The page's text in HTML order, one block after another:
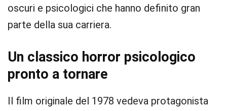
oscuri e psicologici che hanno definito gran
parte della sua carriera.
Un classico horror psicologico
pronto a tornare
Il film originale del 1978 vedeva protagonista